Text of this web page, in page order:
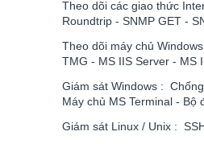
Theo dõi các giao thức
Roundtrip - SNMP GET -
Theo dõi máy chủ
TMG - MS IIS Server - MS
Giám sát Windows :
Máy chủ MS Terminal -
Giám sát Linux / Unix :